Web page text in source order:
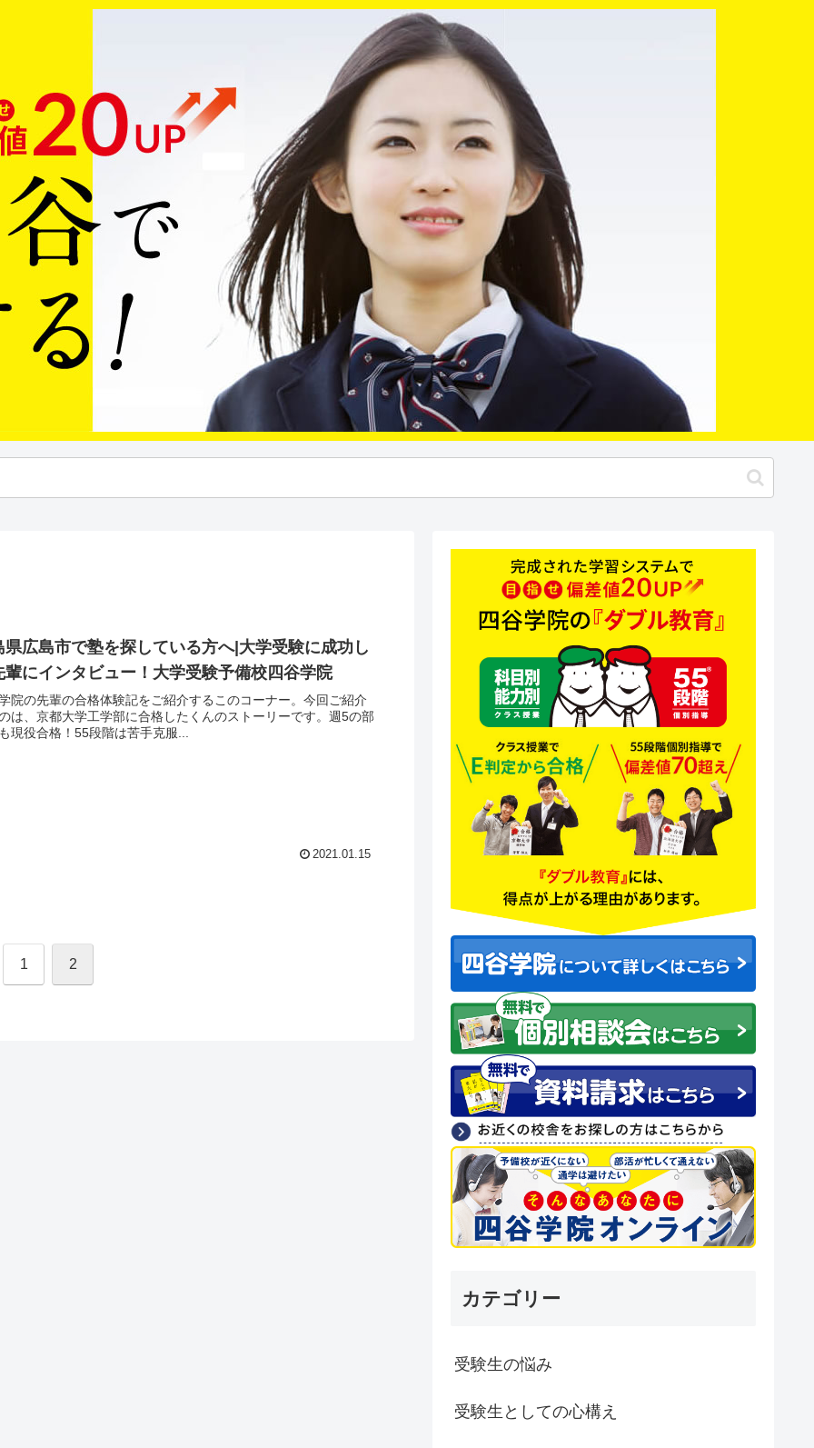
県広島市で塾を探している方へ|大学受験に成功し
輩にインタビュー！大学受験予備校四谷学院
院の先輩の合格体験記をご紹介するこのコーナー。今回ご紹介
は、京都大学工学部に合格したくんのストーリーです。週5の部
現役合格！55段階は苦手克服...
2021.01.15
1 2
カテゴリー
受験生の悩み
受験生としての心構え